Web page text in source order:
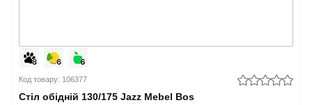
Код товару: 106377
Стіл обідній 130/175 Jazz Mebel Bos